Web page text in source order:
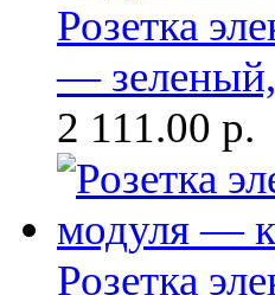
Розетка
—
2 111.00 р.
Розетка